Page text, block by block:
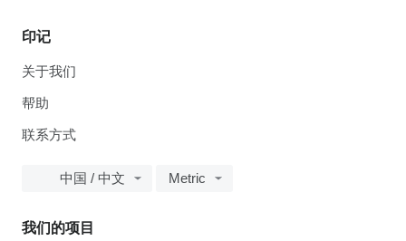
印记
关于我们
帮助
联系方式
中国 / 中文 Metric
我们的项目